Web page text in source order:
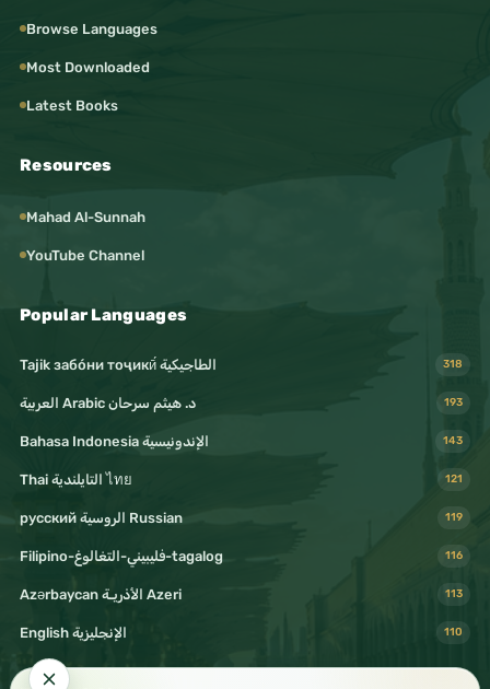
Browse Languages
Most Downloaded
Latest Books
Resources
Mahad Al-Sunnah
YouTube Channel
Popular Languages
Tajik забо́ни тоҷикӣ́ الطاجيكية 318
د. هيثم سرحان Arabic العربية 193
Bahasa Indonesia الإندونيسية 143
Thai التايلندية ไทย 121
русский الروسية Russian 119
Filipino-فليبيني-التغالوغ-tagalog 116
Azərbaycan الأذريـة Azeri 113
English الإنجليزية 110